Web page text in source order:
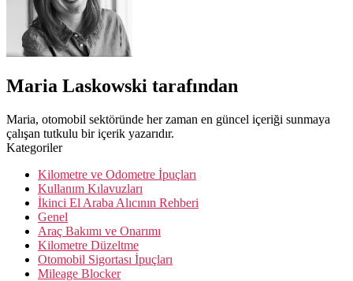
Maria Laskowski tarafından
Maria, otomobil sektöründe her zaman en güncel içeriği sunmaya
çalışan tutkulu bir içerik yazarıdır.
Kategoriler
Kilometre ve Odometre İpuçları
Kullanım Kılavuzları
İkinci El Araba Alıcının Rehberi
Genel
Araç Bakımı ve Onarımı
Kilometre Düzeltme
Otomobil Sigortası İpuçları
Mileage Blocker